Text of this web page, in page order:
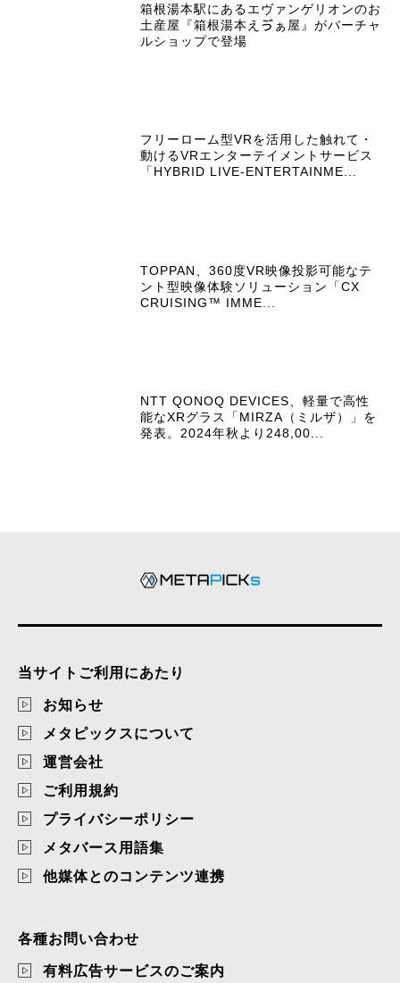
箱根湯本駅にあるエヴァンゲリオンのお
土産屋『箱根湯本えゔぁ屋』がバーチャ
ルショップで登場
フリーローム型VRを活用した触れて・
動けるVRエンターテイメントサービス
「HYBRID LIVE-ENTERTAINME...
TOPPAN、360度VR映像投影可能なテ
ント型映像体験ソリューション「CX
CRUISING™ IMME...
NTT QONOQ DEVICES、軽量で高性
能なXRグラス「MIRZA（ミルザ）」を
発表。2024年秋より248,00...
当サイトご利用にあたり
お知らせ
メタピックスについて
運営会社
ご利用規約
プライバシーポリシー
メタバース用語集
他媒体とのコンテンツ連携
各種お問い合わせ
有料広告サービスのご案内